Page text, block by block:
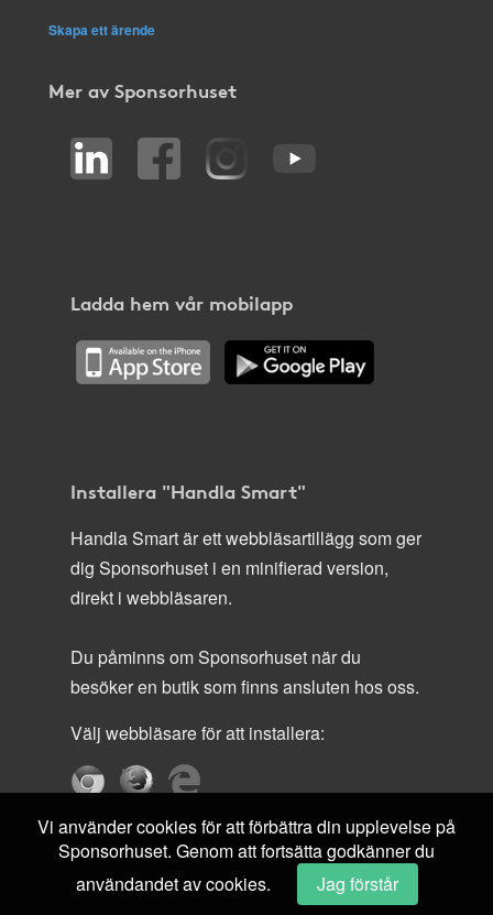
Skapa ett ärende
Mer av Sponsorhuset
Ladda hem vår mobilapp
Installera "Handla Smart"
Handla Smart är ett webbläsartillägg som ger
dig Sponsorhuset i en minifierad version,
direkt i webbläsaren.
Du påminns om Sponsorhuset när du
besöker en butik som finns ansluten hos oss.
Välj webbläsare för att installera:
Vi använder cookies för att förbättra din upplevelse på
Sponsorhuset. Genom att fortsätta godkänner du
användandet av cookies.
Jag förstår